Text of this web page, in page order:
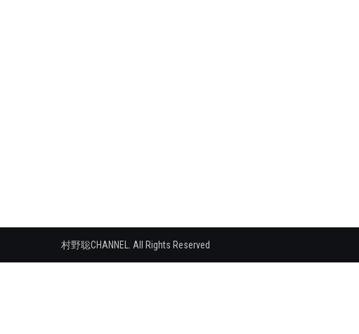
村野聡CHANNEL. All Rights Reserved